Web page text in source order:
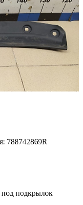
788742869R
под подкрылок